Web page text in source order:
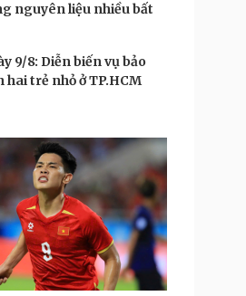
nguyên liệu nhiều bất
9/8: Diễn biến vụ bảo
hai trẻ nhỏ ở TP.HCM